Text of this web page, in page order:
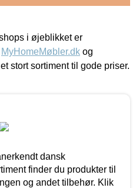
i øjeblikket er
MyHomeMøbler.dk og
stort sortiment til gode priser.
dansk
finder du produkter til
og andet tilbehør. Klik